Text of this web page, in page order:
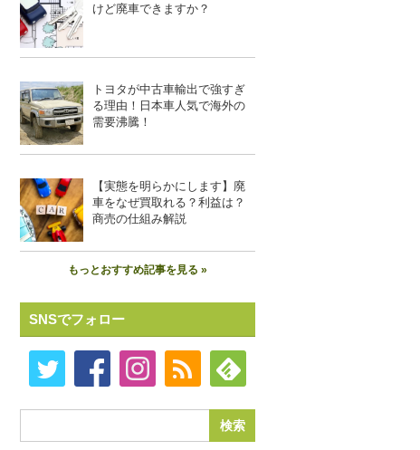
けど廃車できますか？
トヨタが中古車輸出で強すぎ
る理由！日本車人気で海外の
需要沸騰！
【実態を明らかにします】廃
車をなぜ買取れる？利益は？
商売の仕組み解説
もっとおすすめ記事を見る »
SNSでフォロー